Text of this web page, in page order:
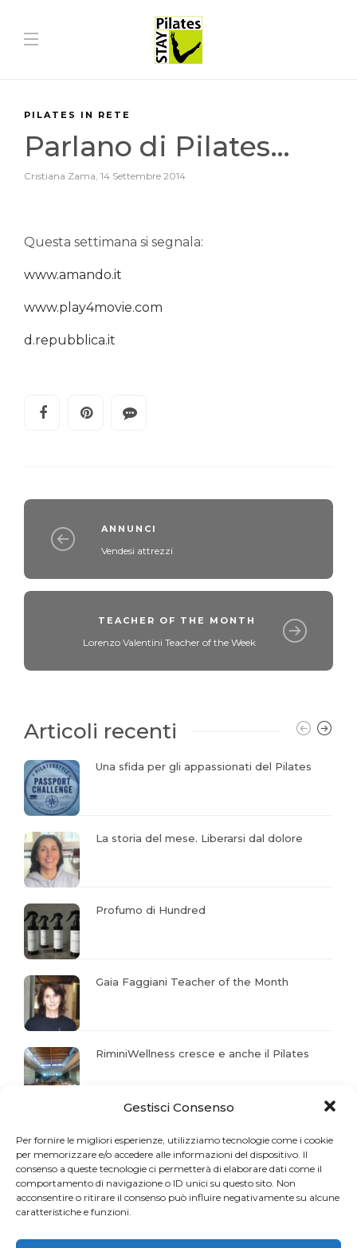
Gestisci Consenso
Per fornire le migliori esperienze, utilizziamo tecnologie come i cookie
per memorizzare e/o accedere alle informazioni del dispositivo. Il
consenso a queste tecnologie ci permetterà di elaborare dati come il
comportamento di navigazione o ID unici su questo sito. Non
acconsentire o ritirare il consenso può influire negativamente su alcune
caratteristiche e funzioni.
PILATES IN RETE
Parlano di Pilates…
Cristiana Zama, 14 Settembre 2014
Questa settimana si segnala:
www.amando.it
www.play4movie.com
d.repubblica.it
ANNUNCI
Vendesi attrezzi
TEACHER OF THE MONTH
Lorenzo Valentini Teacher of the Week
Articoli recenti
Una sfida per gli appassionati del Pilates
La storia del mese. Liberarsi dal dolore
Profumo di Hundred
Gaia Faggiani Teacher of the Month
RiminiWellness cresce e anche il Pilates